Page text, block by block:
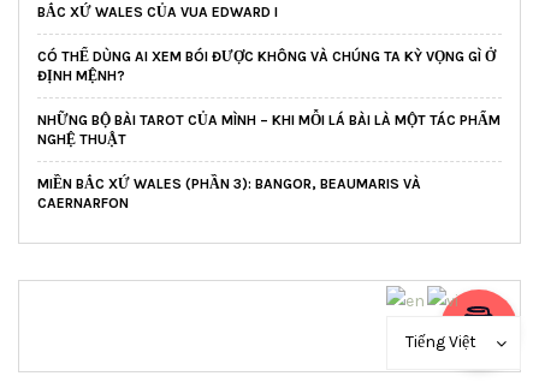
BẮC XỨ WALES CỦA VUA EDWARD I
CÓ THỂ DÙNG AI XEM BÓI ĐƯỢC KHÔNG VÀ CHÚNG TA KỲ VỌNG GÌ Ở
ĐỊNH MỆNH?
NHỮNG BỘ BÀI TAROT CỦA MÌNH – KHI MỖI LÁ BÀI LÀ MỘT TÁC PHẨM
NGHỆ THUẬT
MIỀN BẮC XỨ WALES (PHẦN 3): BANGOR, BEAUMARIS VÀ
CAERNARFON
Tiếng Việt